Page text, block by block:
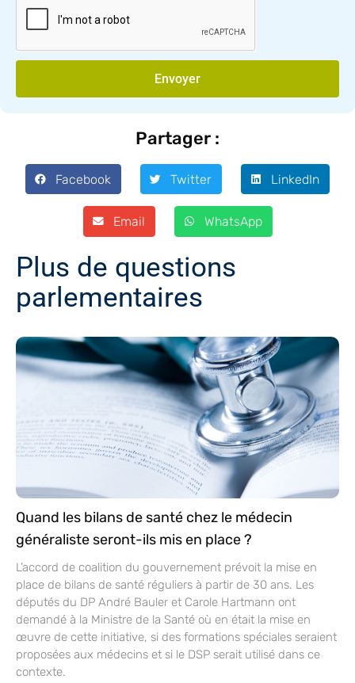
Envoyer
Partager :
Facebook Twitter LinkedIn
Email WhatsApp
Plus de questions
parlementaires
Quand les bilans de santé chez le médecin
généraliste seront-ils mis en place ?
L’accord de coalition du gouvernement prévoit la mise en
place de bilans de santé réguliers à partir de 30 ans. Les
députés du DP André Bauler et Carole Hartmann ont
demandé à la Ministre de la Santé où en était la mise en
œuvre de cette initiative, si des formations spéciales seraient
proposées aux médecins et si le DSP serait utilisé dans ce
contexte.